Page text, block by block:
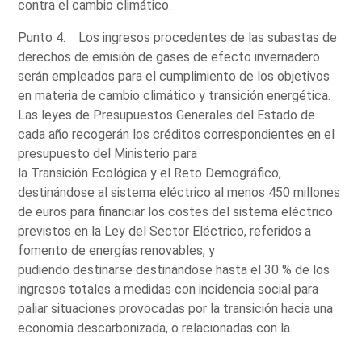
contra el cambio climático.
Punto 4. Los ingresos procedentes de las subastas de
derechos de emisión de gases de efecto invernadero
serán empleados para el cumplimiento de los objetivos
en materia de cambio climático y transición energética.
Las leyes de Presupuestos Generales del Estado de
cada año recogerán los créditos correspondientes en el
presupuesto del Ministerio para
la Transición Ecológica y el Reto Demográfico,
destinándose al sistema eléctrico al menos 450 millones
de euros para financiar los costes del sistema eléctrico
previstos en la Ley del Sector Eléctrico, referidos a
fomento de energías renovables, y
pudiendo destinarse destinándose hasta el 30 % de los
ingresos totales a medidas con incidencia social para
paliar situaciones provocadas por la transición hacia una
economía descarbonizada, o relacionadas con la